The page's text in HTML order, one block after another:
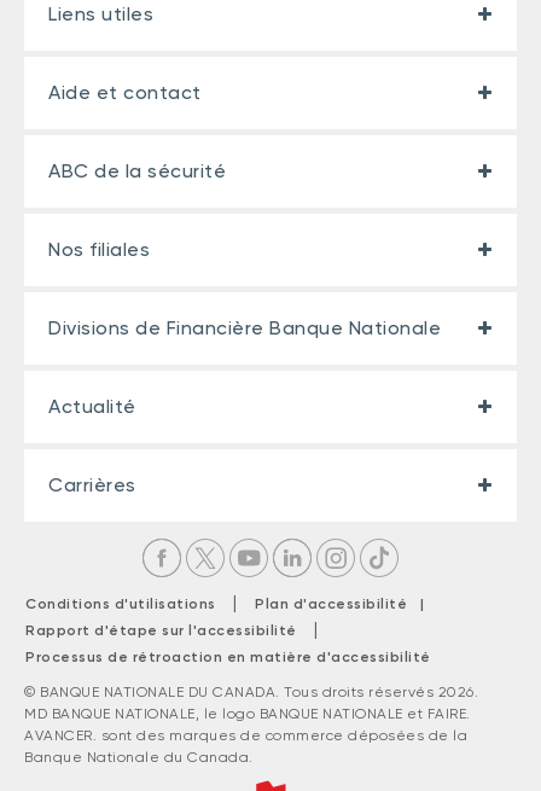
Liens utiles
Aide et contact
ABC de la sécurité
Nos filiales
Divisions de Financière Banque Nationale
Actualité
Carrières
Conditions d'utilisations |
Plan d'accessibilité |
Rapport d'étape sur l'accessibilité
|
Processus de rétroaction en matière d'accessibilité
© BANQUE NATIONALE DU CANADA. Tous droits réservés 2026.
MD BANQUE NATIONALE, le logo BANQUE NATIONALE et FAIRE.
AVANCER. sont des marques de commerce déposées de la
Banque Nationale du Canada.